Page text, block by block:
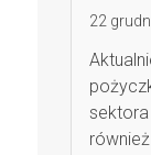
22